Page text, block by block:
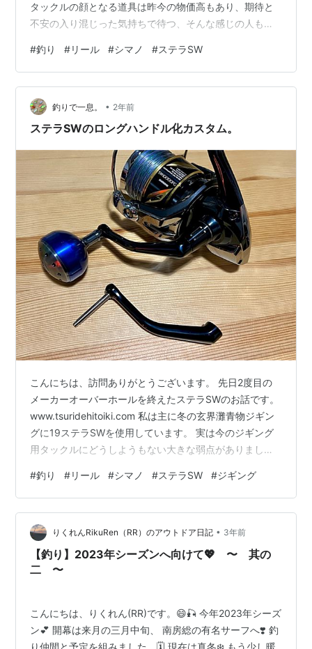
タックルの顔となる道具は昨今の物価高もあり、期待と
不安の入り混じった気持ちで待つ、そんな感じの人も多
ーカーのひとつ、シマノの2025年新製品が続々と発表さ
れていますね。いくつかの目玉となるプロダクトの中で
も、最注目のひとつがモデルチェンジとなったステラ
SW。 2019年発売の前モデルから6年、世界最強のフラ
ッグシップが待望のリニューアルです。 詳細スペック等
#釣り #リール #シマノ #ステラSW
釣りで一息。 • 2年前
ステラSWのロングハンドル化カスタム。
こんにちは、訪問ありがとうございます。 先日2度目の
メーカーオーバーホールを終えたステラSWのお話です。
www.tsuridehitoiki.com 私は主に冬の玄界灘青物ジギン
グに19ステラSWを使用しています。 実は今のジギング
用タックルにどうしようもない大きな弱点がありまし
タミナにも自信がなく、技術もメンタルも・・・。 毎度
毎度『釣り最高！楽しい！ヒャッハー！』というフィッ
シャーズ・ハイ(？)の精神状態で1日もたせているような
ものです。 ジギングのフィジカル面で辛いことのひとつ
は、重たいジグのシャクり・回収や魚とのやり取りでリ
ールのハ…
#釣り #リール #シマノ #ステラSW #ジギング
りくれんRikuRen（RR）のアウトドア日記 • 3年前
【釣り】2023年シーズンへ向けて💖 〜 其の
二 〜
こんにちは、りくれん(RR)です。😄🎣 今年2023年シーズ
ン💕 開幕は来月の三月中旬、 南房総の有名サーフへ❣️ 釣
り仲間と予定を組みました。🗓 現在は真冬❄️ もう少し暖